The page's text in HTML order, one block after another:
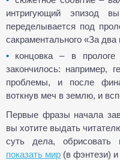
интригующий эпизод
переделывается под
сакраментального «За
концовка – в
закончилось: например,
проблемы, и после
воткнув меч в землю, и
Первые фразы начала
вы хотите выдать
суть дела, обрисовать
показать мир (в фэнтези) и